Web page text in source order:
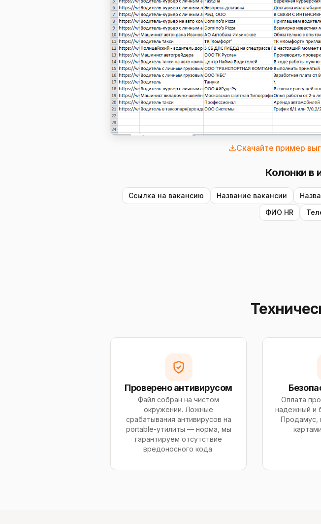
Скачайте пример
Колонки в
Ссылка на вакансию Название вакансии
ФИО HR
Проверено антивирусом
Файл собран на чистом
окружении. Ложные
срабатывания антивирусов на
portable-утилиты — норма, мы
гарантируем отсутствие
вредоносного кода.
Оплата
надежный и
Продамус,